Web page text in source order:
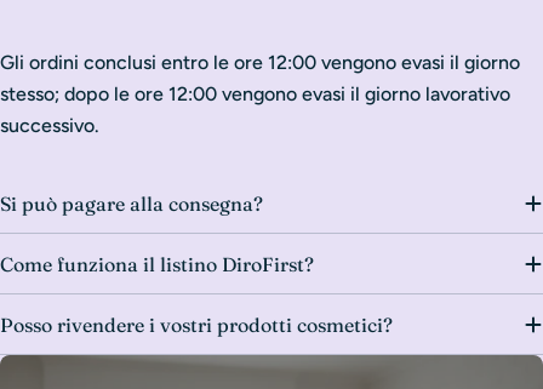
Gli ordini conclusi entro le ore 12:00 vengono evasi il giorno
stesso; dopo le ore 12:00 vengono evasi il giorno lavorativo
successivo.
Si può pagare alla consegna?
Come funziona il listino DiroFirst?
Posso rivendere i vostri prodotti cosmetici?